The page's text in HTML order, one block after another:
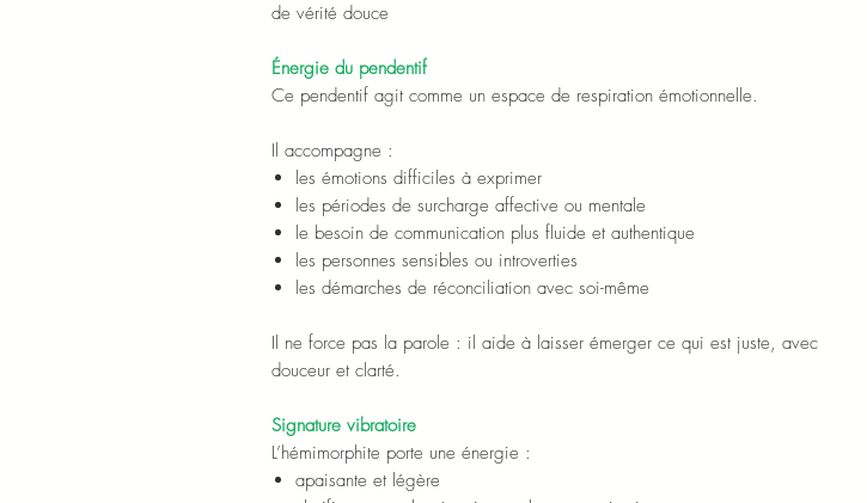
de vérité douce
Énergie du pendentif
Ce pendentif agit comme un espace de respiration émotionnelle.
Il accompagne :
les émotions difficiles à exprimer
les périodes de surcharge affective ou mentale
le besoin de communication plus fluide et authentique
les personnes sensibles ou introverties
les démarches de réconciliation avec soi-même
Il ne force pas la parole : il aide à laisser émerger ce qui est juste, avec
douceur et clarté.
Signature vibratoire
L’hémimorphite porte une énergie :
apaisante et légère